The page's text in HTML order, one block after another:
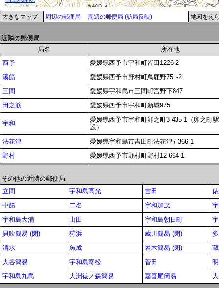
大きなマップ 周辺の郵便局 周辺の郵便局 (訪局反映) 地図をえ
近隣の郵便局
局名
所在地
西予
愛媛県西予市宇和町皆田1226-2
溪筋
愛媛県西予市野村町鳥鹿野751-2
三間
愛媛県宇和島市三間町宮野下847
田之筋
愛媛県西予市宇和町新城975
宇和
愛媛県西予市宇和町卯之町3-435-1（卯之町
設）
法花津
愛媛県宇和島市吉田町法花津7-366-1
野村
愛媛県西予市野村町野村12-694-1
その他の近隣の郵便局
立間
宇和島高光 吉田
中筋
二名 宇和加茂
宇和島大浦
山田 宇和島朝日町
貝吹簡易 (閉)
狩浜 蔵川簡易 (閉)
清水
魚成 岩木簡易 (閉)
大谷簡易
宇和島寄松 菅田
宇和島九島
大洲徳ノ森簡易 嘉喜尾簡易